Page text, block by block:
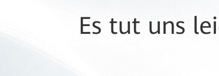
Es tut uns